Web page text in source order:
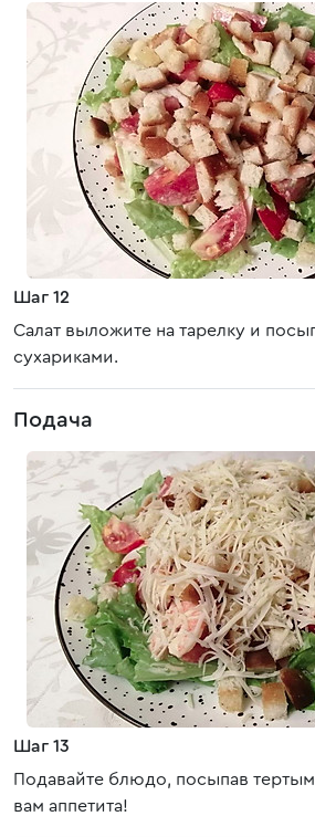
Шаг 12
Салат выложите на тарелку и
сухариками.
Подача
Шаг 13
Подавайте блюдо, посыпав
вам аппетита!